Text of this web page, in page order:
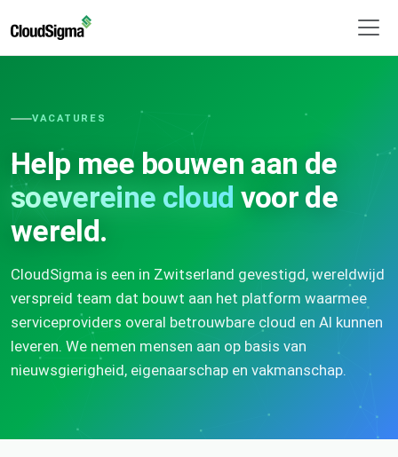
VACATURES
Help mee bouwen aan de
soevereine cloud voor de
wereld.
CloudSigma is een in Zwitserland gevestigd, wereldwijd
verspreid team dat bouwt aan het platform waarmee
serviceproviders overal betrouwbare cloud en AI kunnen
leveren. We nemen mensen aan op basis van
nieuwsgierigheid, eigenaarschap en vakmanschap.